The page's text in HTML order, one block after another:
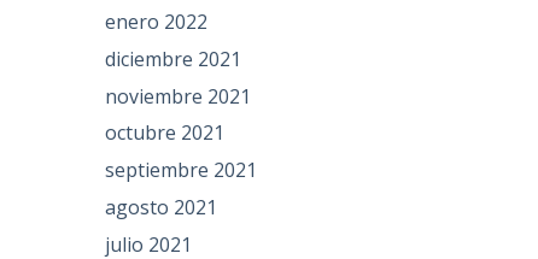
enero 2022
diciembre 2021
noviembre 2021
octubre 2021
septiembre 2021
agosto 2021
julio 2021